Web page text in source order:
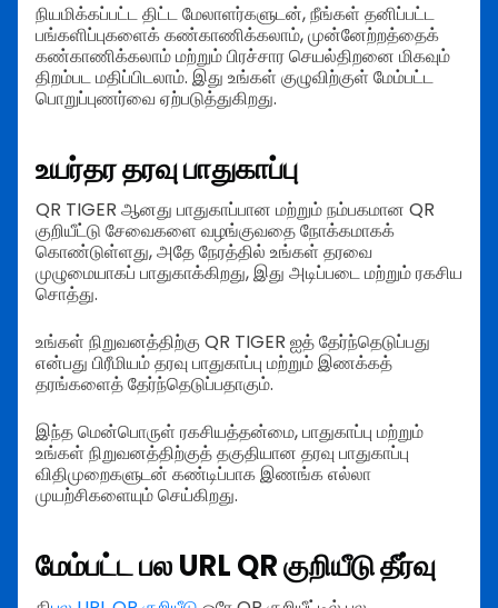
நியமிக்கப்பட்ட திட்ட மேலாளர்களுடன், நீங்கள் தனிப்பட்ட
பங்களிப்புகளைக் கண்காணிக்கலாம், முன்னேற்றத்தைக்
கண்காணிக்கலாம் மற்றும் பிரச்சார செயல்திறனை மிகவும்
திறம்பட மதிப்பிடலாம். இது உங்கள் குழுவிற்குள் மேம்பட்ட
பொறுப்புணர்வை ஏற்படுத்துகிறது.
உயர்தர தரவு பாதுகாப்பு
QR TIGER ஆனது பாதுகாப்பான மற்றும் நம்பகமான QR
குறியீட்டு சேவைகளை வழங்குவதை நோக்கமாகக்
கொண்டுள்ளது, அதே நேரத்தில் உங்கள் தரவை
முழுமையாகப் பாதுகாக்கிறது, இது அடிப்படை மற்றும் ரகசிய
சொத்து.
உங்கள் நிறுவனத்திற்கு QR TIGER ஐத் தேர்ந்தெடுப்பது
என்பது பிரீமியம் தரவு பாதுகாப்பு மற்றும் இணக்கத்
தரங்களைத் தேர்ந்தெடுப்பதாகும்.
இந்த மென்பொருள் ரகசியத்தன்மை, பாதுகாப்பு மற்றும்
உங்கள் நிறுவனத்திற்குத் தகுதியான தரவு பாதுகாப்பு
விதிமுறைகளுடன் கண்டிப்பாக இணங்க எல்லா
முயற்சிகளையும் செய்கிறது.
மேம்பட்ட பல URL QR குறியீடு தீர்வு